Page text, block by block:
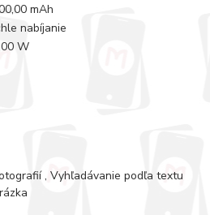
mAh
nabíjanie
W
, Vyhľadávanie podľa textu